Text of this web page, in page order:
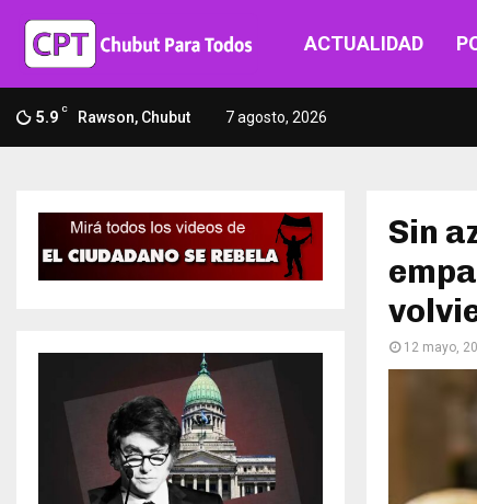
ACTUALIDAD
5.9 C Rawson, Chubut 7 agosto, 2026
Sin
12 mayo,